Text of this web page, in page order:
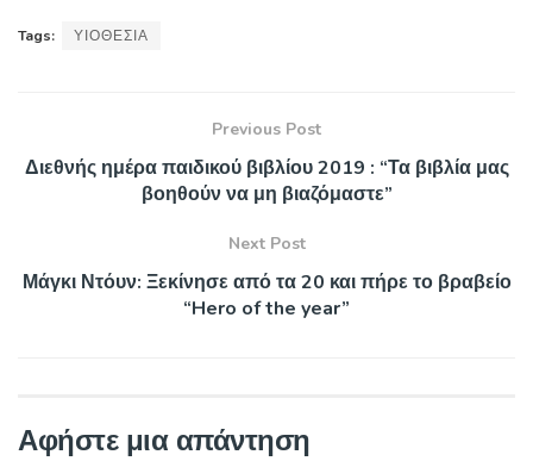
Tags: ΥΙΟΘΕΣΙΑ
Previous Post
Διεθνής ημέρα παιδικού βιβλίου 2019 : “Τα βιβλία μας
βοηθούν να μη βιαζόμαστε”
Next Post
Μάγκι Ντόυν: Ξεκίνησε από τα 20 και πήρε το βραβείο
“Hero of the year”
Αφήστε μια απάντηση